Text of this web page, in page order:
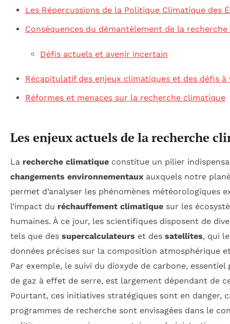
Les Répercussions de la Politique Climatique des
Conséquences du démantèlement de la
Défis actuels et avenir incertain
Récapitulatif des enjeux climatiques et des défis à
Réformes et menaces sur la recherche climatique
Les enjeux actuels de la recherche
La recherche climatique constitue un pilier
changements environnementaux auxquels notre
permet d’analyser les phénomènes météorologiques
l’impact du réchauffement climatique sur les
humaines. À ce jour, les scientifiques disposent de
tels que des supercalculateurs et des satellites, qui
données précises sur la composition atmosphérique
Par exemple, le suivi du dioxyde de carbone,
de gaz à effet de serre, est largement dépendant de
Pourtant, ces initiatives stratégiques sont en danger,
programmes de recherche sont envisagées dans le